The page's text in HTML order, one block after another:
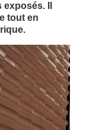
Il
tout en